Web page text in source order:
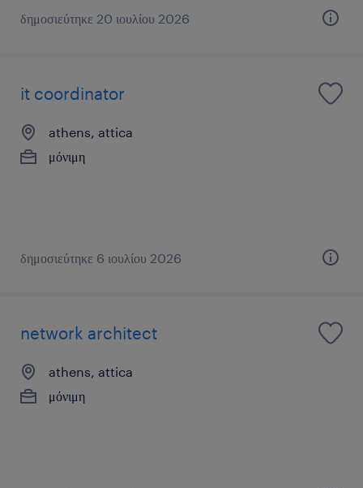
δημοσιεύτηκε 20 ιουλίου 2026
it coordinator
athens, attica
μόνιμη
δημοσιεύτηκε 6 ιουλίου 2026
network architect
athens, attica
μόνιμη